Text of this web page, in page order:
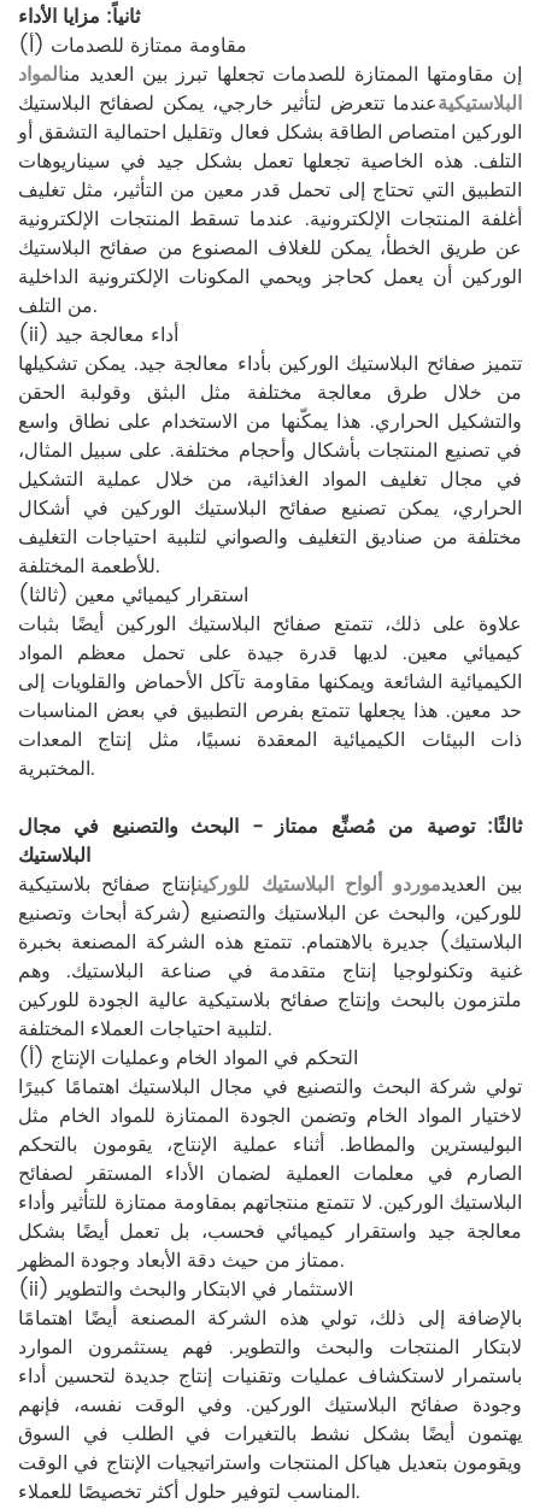
ثانياً: مزايا الأداء
(أ) مقاومة ممتازة للصدمات
إن مقاومتها الممتازة للصدمات تجعلها تبرز بين العديد منالمواد
البلاستيكيةعندما تتعرض لتأثير خارجي، يمكن لصفائح البلاستيك
الوركين امتصاص الطاقة بشكل فعال وتقليل احتمالية التشقق أو
التلف. هذه الخاصية تجعلها تعمل بشكل جيد في سيناريوهات
التطبيق التي تحتاج إلى تحمل قدر معين من التأثير، مثل تغليف
أغلفة المنتجات الإلكترونية. عندما تسقط المنتجات الإلكترونية
عن طريق الخطأ، يمكن للغلاف المصنوع من صفائح البلاستيك
الوركين أن يعمل كحاجز ويحمي المكونات الإلكترونية الداخلية
من التلف.
(ii) أداء معالجة جيد
تتميز صفائح البلاستيك الوركين بأداء معالجة جيد. يمكن تشكيلها
من خلال طرق معالجة مختلفة مثل البثق وقولبة الحقن
والتشكيل الحراري. هذا يمكّنها من الاستخدام على نطاق واسع
في تصنيع المنتجات بأشكال وأحجام مختلفة. على سبيل المثال،
في مجال تغليف المواد الغذائية، من خلال عملية التشكيل
الحراري، يمكن تصنيع صفائح البلاستيك الوركين في أشكال
مختلفة من صناديق التغليف والصواني لتلبية احتياجات التغليف
للأطعمة المختلفة.
(ثالثا) استقرار كيميائي معين
علاوة على ذلك، تتمتع صفائح البلاستيك الوركين أيضًا بثبات
كيميائي معين. لديها قدرة جيدة على تحمل معظم المواد
الكيميائية الشائعة ويمكنها مقاومة تآكل الأحماض والقلويات إلى
حد معين. هذا يجعلها تتمتع بفرص التطبيق في بعض المناسبات
ذات البيئات الكيميائية المعقدة نسبيًا، مثل إنتاج المعدات
المختبرية.
ثالثًا: توصية من مُصنِّع ممتاز - البحث والتصنيع في مجال
البلاستيك
بين العديدموردو ألواح البلاستيك للوركينإنتاج صفائح بلاستيكية
للوركين، والبحث عن البلاستيك والتصنيع (شركة أبحاث وتصنيع
البلاستيك) جديرة بالاهتمام. تتمتع هذه الشركة المصنعة بخبرة
غنية وتكنولوجيا إنتاج متقدمة في صناعة البلاستيك. وهم
ملتزمون بالبحث وإنتاج صفائح بلاستيكية عالية الجودة للوركين
لتلبية احتياجات العملاء المختلفة.
(أ) التحكم في المواد الخام وعمليات الإنتاج
تولي شركة البحث والتصنيع في مجال البلاستيك اهتمامًا كبيرًا
لاختيار المواد الخام وتضمن الجودة الممتازة للمواد الخام مثل
البوليسترين والمطاط. أثناء عملية الإنتاج، يقومون بالتحكم
الصارم في معلمات العملية لضمان الأداء المستقر لصفائح
البلاستيك الوركين. لا تتمتع منتجاتهم بمقاومة ممتازة للتأثير وأداء
معالجة جيد واستقرار كيميائي فحسب، بل تعمل أيضًا بشكل
ممتاز من حيث دقة الأبعاد وجودة المظهر.
(ii) الاستثمار في الابتكار والبحث والتطوير
بالإضافة إلى ذلك، تولي هذه الشركة المصنعة أيضًا اهتمامًا
لابتكار المنتجات والبحث والتطوير. فهم يستثمرون الموارد
باستمرار لاستكشاف عمليات وتقنيات إنتاج جديدة لتحسين أداء
وجودة صفائح البلاستيك الوركين. وفي الوقت نفسه، فإنهم
يهتمون أيضًا بشكل نشط بالتغيرات في الطلب في السوق
ويقومون بتعديل هياكل المنتجات واستراتيجيات الإنتاج في الوقت
المناسب لتوفير حلول أكثر تخصيصًا للعملاء.